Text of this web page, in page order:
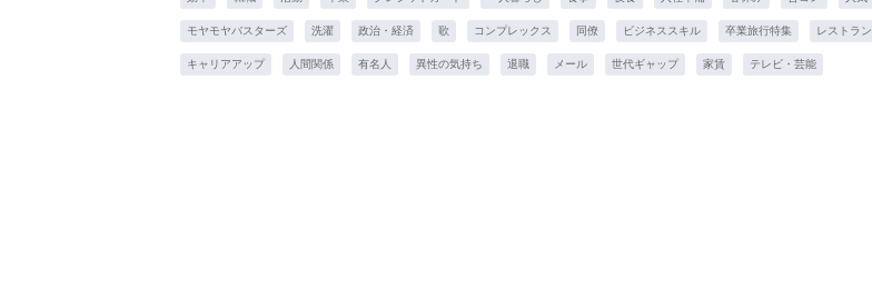
モヤモヤバスターズ 洗濯 政治・経済 歌 コンプレックス 同僚 ビジネススキル 卒業旅行特集 レストラン
キャリアアップ 人間関係 有名人 異性の気持ち 退職 メール 世代ギャップ 家賃 テレビ・芸能